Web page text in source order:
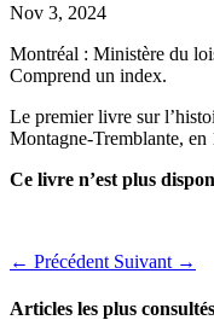
Nov 3, 2024
Montréal : Ministère du
Comprend un index.
Le premier livre sur
Montagne-Tremblante, en
Ce livre n’est plus
← Précédent Suivant →
Articles les plus